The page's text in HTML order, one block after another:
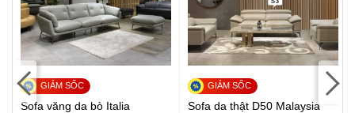
Sofa văng da bò Italia
Sofa da thật D50 Malaysia